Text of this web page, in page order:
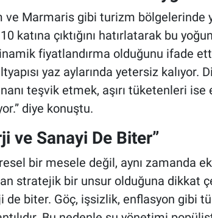
ve Marmaris gibi turizm bölgelerinde
katına çıktığını hatırlatarak bu
fiyatlandırma olduğunu ifade
yaz aylarında yetersiz kalıyor.
teşvik etmek, aşırı tüketenleri ise
diye konuştu.
ve Sanayi De Biter”
bir mesele değil, aynı zamanda
stratejik bir unsur olduğuna dikkat
de biter. Göç, işsizlik, enflasyon gibi